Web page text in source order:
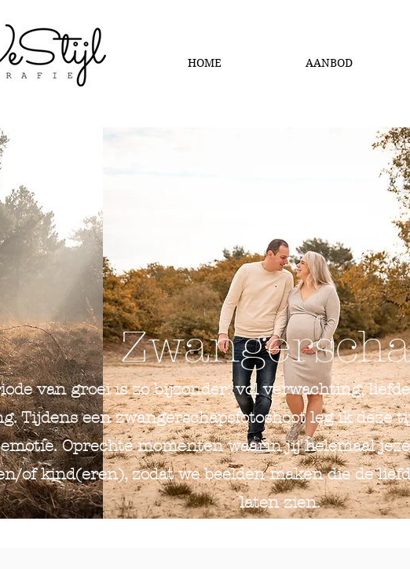
HOME AANBOD
van groei is zo bijzonder: vol verwachting,
Tijdens een zwangerschapsfotoshoot leg ik deze
Oprechte momenten waarin jij helemaal
of kind(eren), zodat we beelden maken die de
laten zien.